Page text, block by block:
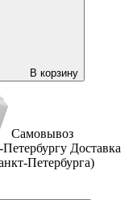
В корзину
Самовывоз
Доставка
Петербурга)